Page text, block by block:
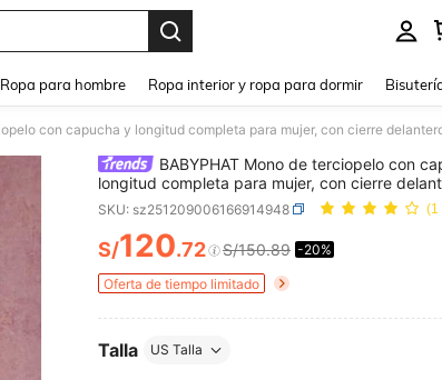
Ropa para hombre Ropa interior y ropa para dormir
BABYPHAT Mono de terciopelo con
longitud completa para mujer, con cierre
cremallera y cordón ajustable en la cintura para
casual en casa
SKU: sz251209006166914948 (1
PRICE AND
S/120.72 S/150.89 -20%
Oferta de tiempo limitado
Talla US Talla